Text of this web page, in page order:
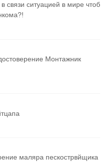
связи ситуацией в мире чтоб
Монтажник
маляра пескострвйщика